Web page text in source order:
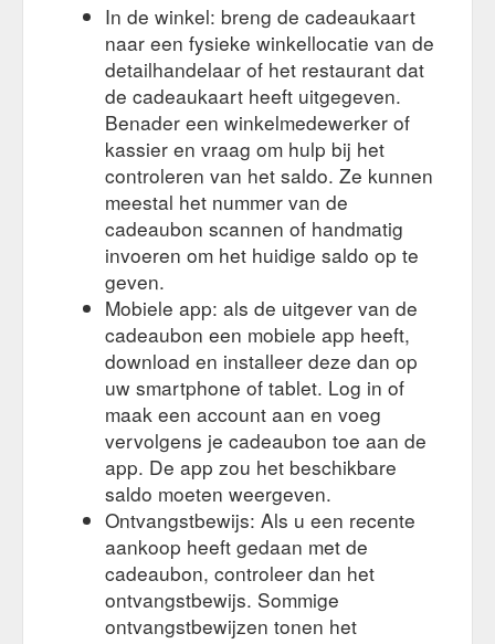
In de winkel: breng de cadeaukaart
naar een fysieke winkellocatie van de
detailhandelaar of het restaurant dat
de cadeaukaart heeft uitgegeven.
Benader een winkelmedewerker of
kassier en vraag om hulp bij het
controleren van het saldo. Ze kunnen
meestal het nummer van de
cadeaubon scannen of handmatig
invoeren om het huidige saldo op te
geven.
Mobiele app: als de uitgever van de
cadeaubon een mobiele app heeft,
download en installeer deze dan op
uw smartphone of tablet. Log in of
maak een account aan en voeg
vervolgens je cadeaubon toe aan de
app. De app zou het beschikbare
saldo moeten weergeven.
Ontvangstbewijs: Als u een recente
aankoop heeft gedaan met de
cadeaubon, controleer dan het
ontvangstbewijs. Sommige
ontvangstbewijzen tonen het